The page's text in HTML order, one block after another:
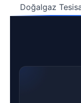
Doğalgaz